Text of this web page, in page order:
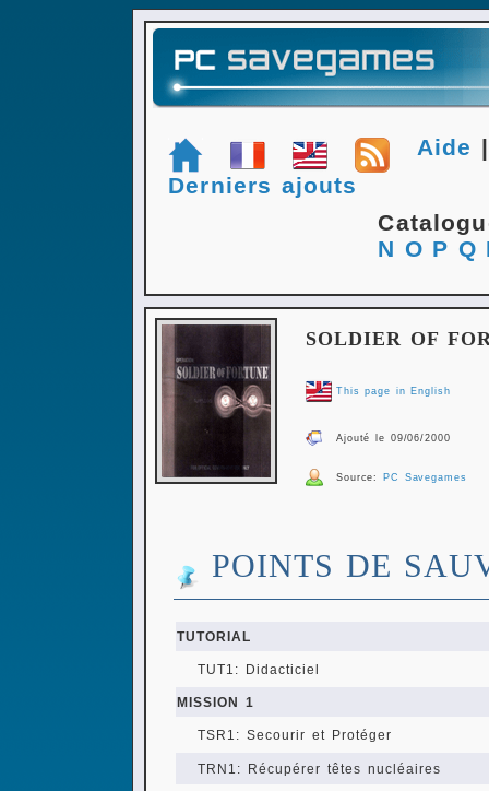
Aide
Derniers ajouts
N O P Q
SOLDIER OF
This page in English
Ajouté le 09/06/2000
Source: PC Savegames
POINTS DE
TUTORIAL
TUT1: Didacticiel
MISSION 1
TSR1: Secourir et Protéger
TRN1: Récupérer têtes nucléaires